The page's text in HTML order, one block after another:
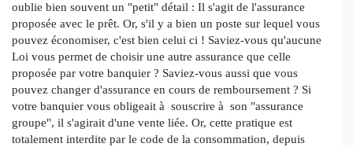
oublie bien souvent un "petit" détail : Il s'agit de l'assurance
proposée avec le prêt. Or, s'il y a bien un poste sur lequel vous
pouvez économiser, c'est bien celui ci ! Saviez-vous qu'aucune
Loi vous permet de choisir une autre assurance que celle
proposée par votre banquier ? Saviez-vous aussi que vous
pouvez changer d'assurance en cours de remboursement ? Si
votre banquier vous obligeait à souscrire à son "assurance
groupe", il s'agirait d'une vente liée. Or, cette pratique est
totalement interdite par le code de la consommation, depuis